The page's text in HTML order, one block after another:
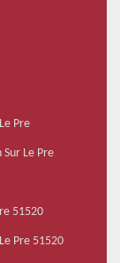
Pre
Le Pre
51520
Pre 51520